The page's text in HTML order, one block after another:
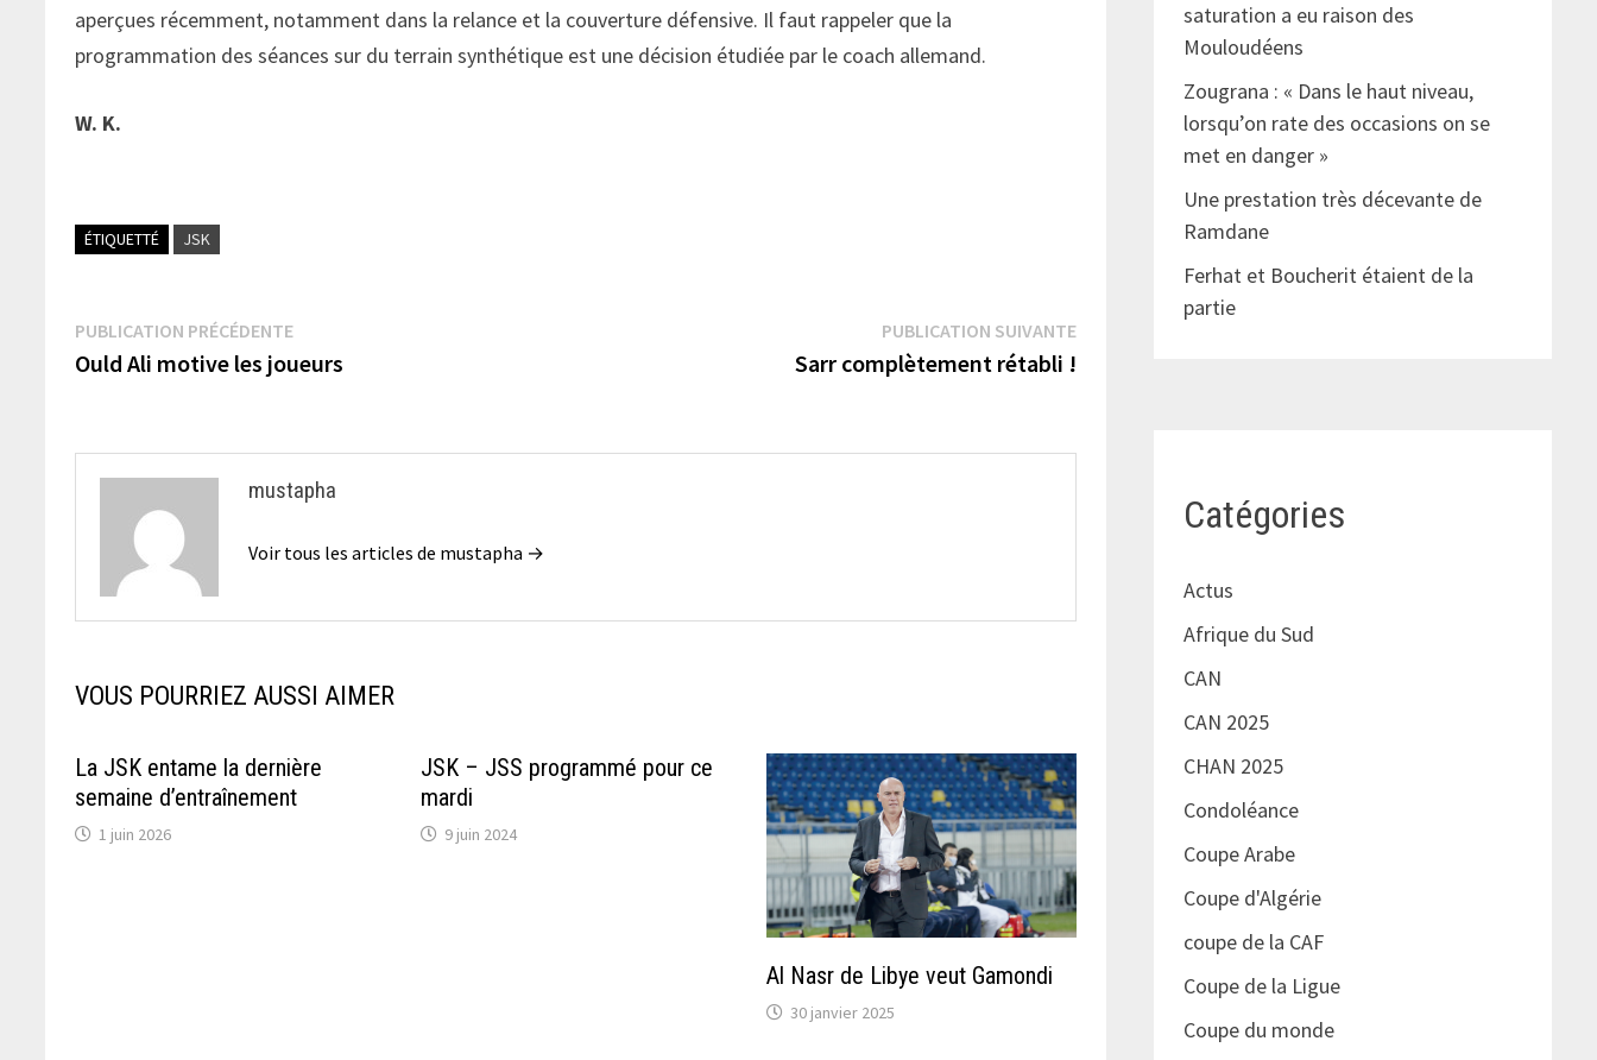
aperçues récemment, notamment dans la relance et la couverture défensive. Il faut rappeler que la
programmation des séances sur du terrain synthétique est une décision étudiée par le coach allemand.
W. K.
ÉTIQUETTÉ JSK
Navigation
de
PUBLICATION PRÉCÉDENTEPublication
précédente :
Ould Ali motive les joueurs
PUBLICATION SUIVANTEPublication
suivante :
Sarr complètement rétabli !
mustapha
Voir tous les articles de mustapha →
VOUS POURRIEZ AUSSI AIMER
La JSK entame la dernière
semaine d’entraînement
1 juin 2026
JSK – JSS programmé pour ce
mardi
9 juin 2024
Al Nasr de Libye veut Gamondi
30 janvier 2025
saturation a eu raison des
Mouloudéens
Zougrana : « Dans le haut niveau,
lorsqu’on rate des occasions on se
met en danger »
Une prestation très décevante de
Ramdane
Ferhat et Boucherit étaient de la
partie
Catégories
Actus
Afrique du Sud
CAN
CAN 2025
CHAN 2025
Condoléance
Coupe Arabe
Coupe d'Algérie
coupe de la CAF
Coupe de la Ligue
Coupe du monde